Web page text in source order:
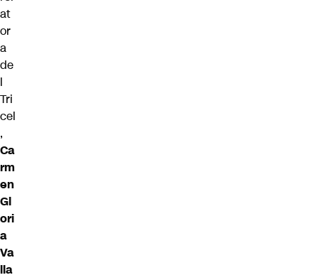
at
or
a
de
l
Tri
cel
,
Ca
rm
en
Gl
ori
a
Va
lla